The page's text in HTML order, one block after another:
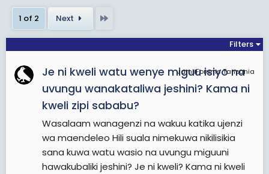
1 of 2 Next
Filters
JamiiForums Tanzania
Je ni kweli watu wenye miguu isiyo na
uvungu wanakataliwa jeshini? Kama ni
kweli zipi sababu?
Wasalaam wanagenzi na wakuu katika ujenzi
wa maendeleo Hili suala nimekuwa nikilisikia
sana kuwa watu wasio na uvungu miguuni
hawakubaliki jeshini? Je ni kweli? Kama ni kweli